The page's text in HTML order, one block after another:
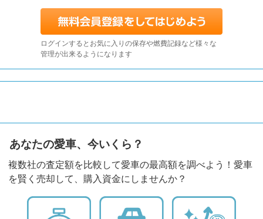
ログインするとお気に入りの保存や燃費記録など様々な
管理が出来るようになります
あなたの愛車、今いくら？
複数社の査定額を比較して愛車の最高額を調べよう！愛車
を賢く売却して、購入資金にしませんか？